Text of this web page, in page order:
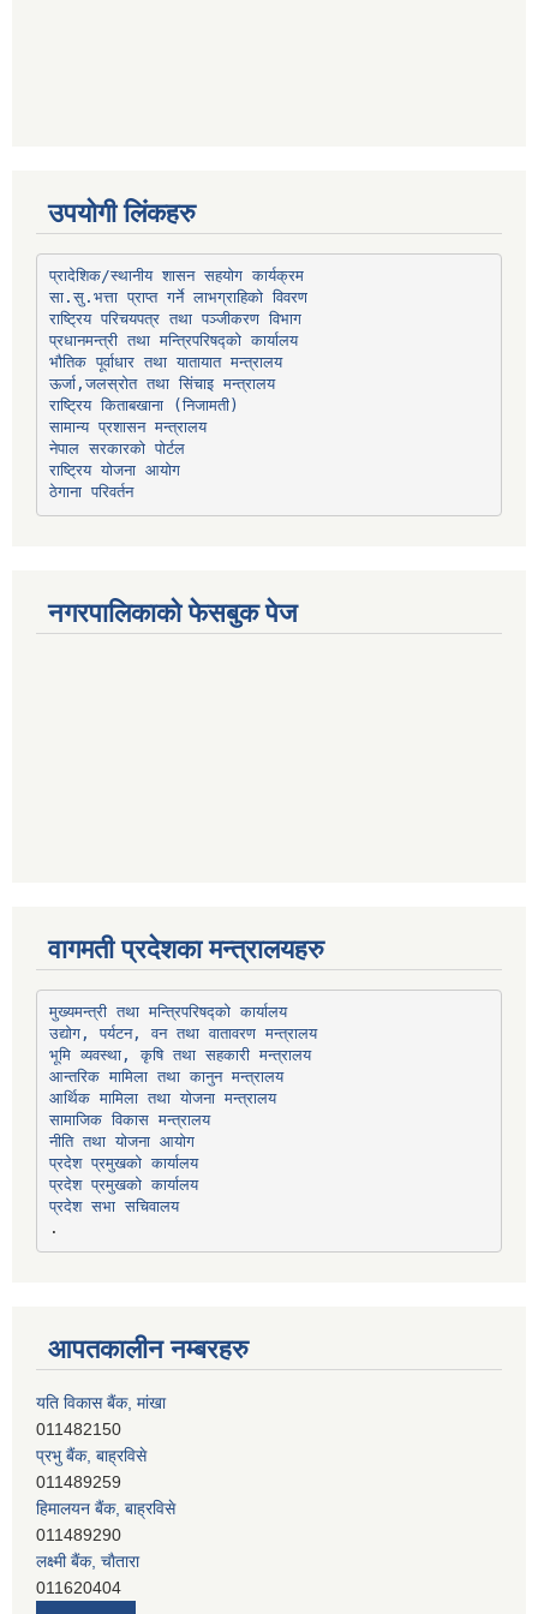
उपयोगी लिंकहरु
प्रादेशिक/स्थानीय शासन सहयोग कार्यक्रम
सा.सु.भत्ता प्राप्त गर्ने लाभग्राहिको विवरण
राष्ट्रिय परिचयपत्र तथा पञ्‍जीकरण विभाग
प्रधानमन्त्री तथा मन्त्रिपरिषद्को कार्यालय
भौतिक पूर्वाधार तथा यातायात मन्त्रालय
ऊर्जा,जलस्रोत तथा सिंचाइ मन्त्रालय
सामान्य प्रशासन मन्त्रालय
नेपाल सरकारको पोर्टल
राष्ट्रिय योजना आयोग
ठेगाना परिवर्तन
नगरपालिकाको फेसबुक पेज
वागमती प्रदेशका मन्त्रालयहरु
मुख्यमन्त्री तथा मन्त्रिपरिषद्को कार्यालय
उद्योग, पर्यटन, वन तथा वातावरण मन्त्रालय
भूमि व्यवस्था, कृषि तथा सहकारी मन्त्रालय
आन्तरिक मामिला तथा कानुन मन्त्रालय
आर्थिक मामिला तथा योजना मन्त्रालय
सामाजिक विकास मन्त्रालय
नीति तथा योजना आयोग
प्रदेश प्रमुखको कार्यालय
प्रदेश प्रमुखको कार्यालय
प्रदेश सभा सचिवालय
आपतकालीन नम्बरहरु
यति विकास बैंक, मांखा
011482150
प्रभु बैंक, बाह्रविसे
011489259
हिमालयन बैंक, बाह्रविसे
011489290
लक्ष्मी बैंक, चाैतारा
011620404